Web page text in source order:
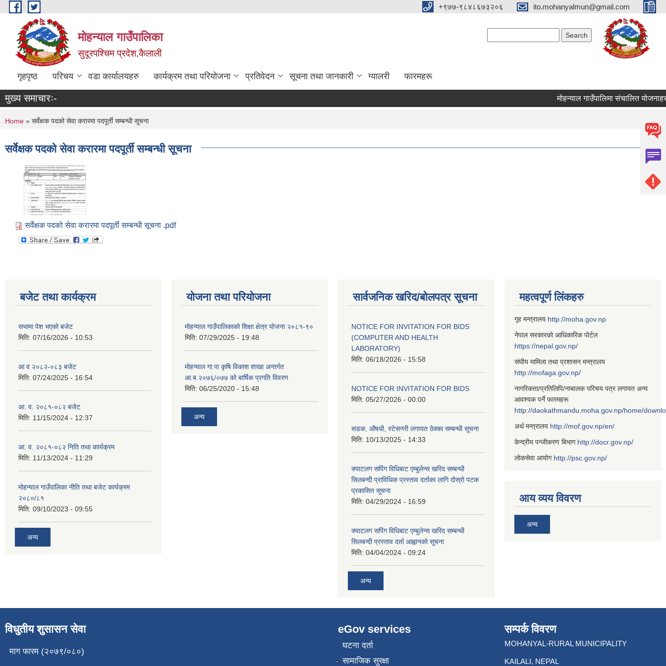
Skip to main content +९७७-९८४८६७३२०६ ito.mohanyalmun@gmail.com
मोहन्याल गाउँपालिका
सुदूरपश्चिम प्रदेश,कैलाली
गृहपृष्ठ परिचय वडा कार्यालयहरु कार्यक्रम तथा परियोजना प्रतिवेदन सूचना तथा जानकारी ग्यालरी फारमहरू
मुख्य समाचारः- मोहन्याल गाउँपालिमा संचालित
You are here
Home » सर्वेक्षक पदको सेवा करारमा पदपूर्ती सम्बन्धी सूचना
सर्वेक्षक पदको सेवा करारमा पदपूर्ती सम्बन्धी सूचना
सर्वेक्षक पदको सेवा करारमा पदपूर्ती सम्बन्धी सूचना .pdf
बजेट तथा कार्यक्रम
सभामा पेश भएको बजेट
मिति: 07/16/2026 - 10:53
आ व २०८२-०८३ बजेट
मिति: 07/24/2025 - 16:54
आ. व. २०८१-०८२ बजेट
मिति: 11/15/2024 - 12:37
आ. व. २०८१-०८२ निति तथा कार्यक्रम
मिति: 11/13/2024 - 11:29
मोहन्याल गाउँपालिका नीति तथा बजेट कार्यक्रम
२०८०/८१
मिति: 09/10/2023 - 09:55
अन्य
योजना तथा परियोजना
मोहन्याल गाउँपालिकाको शिक्षा क्षेत्र योजना २०८१-९०
मिति: 07/29/2025 - 19:48
मोहन्याल गा.पा कृषि विकाश शाखा अन्तर्गत
आ.ब.२०७६/०७७ को बार्षिक प्रगति विवरण
मिति: 06/25/2020 - 15:48
अन्य
सार्वजनिक खरिद/बोलपत्र सूचना
NOTICE FOR INVITATION FOR BIDS
(COMPUTER AND HEALTH
LABORATORY)
मिति: 06/18/2026 - 15:58
NOTICE FOR INVITATION FOR BIDS
मिति: 05/27/2026 - 00:00
सडक, औषधी, स्टेसनरी लगायत ठेक्का सम्बन्धी सूचना
मिति: 10/13/2025 - 14:33
क्याटलग सपिंग विधिबाट एम्बुलेन्स खरिद सम्बन्धी
सिलबन्दी प्राविधिक प्रस्ताव दर्ताका लागि दोस्रो पटक
प्रकासित सूचना
मिति: 04/29/2024 - 16:59
क्याटलग सपिंग विधिबाट एम्बुलेन्स खरिद सम्बन्धी
सिलबन्दी प्रस्ताव दर्ता आह्वानको सूचना
मिति: 04/04/2024 - 09:24
अन्य
महत्वपूर्ण लिंकहरु
गृह मन्त्रालय http://moha.gov.np
नेपाल सरकारको आधिकारिक पोर्टल
https://nepal.gov.np/
संघीय मामिला तथा प्रशासन मन्त्रालय
http://mofaga.gov.np/
नागरिकता/प्रतिलिपि/नाबालक परिचय पत्र लगायत अन्य
आवश्यक पर्ने फारमहरू
http://daokathmandu.moha.gov.np/home/
अर्थ मन्त्रालय http://mof.gov.np/en/
केन्द्रीय पन्जीकरण बिभाग http://docr.gov.np/
लोकसेवा आयोग http://psc.gov.np/
आय व्यय विवरण
अन्य
विधुतीय शुसासन सेवा
माग फारम (२०७९/०८०)
eGov services
घटना दर्ता
सामाजिक सुरक्षा
सम्पर्क विवरण
MOHANYAL-RURAL MUNICIPALITY
KAILALI, NEPAL